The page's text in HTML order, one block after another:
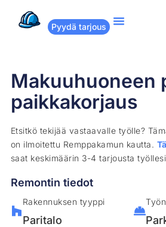
Pyydä tarjous
Makuuhuoneen
paikkakorjaus
Etsitkö tekijää vastaavalle työlle?
on ilmoitettu Remppakamun kautta.
saat keskimäärin 3-4 tarjousta
Remontin tiedot
Rakennuksen tyyppi
Paritalo